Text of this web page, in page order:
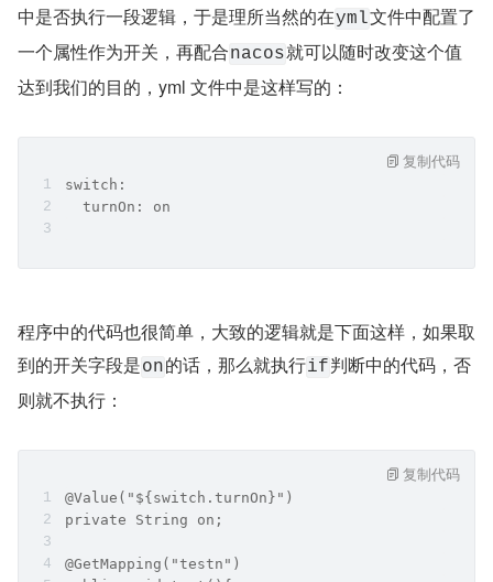
中是否执行一段逻辑，于是理所当然的在yml文件中配置了
一个属性作为开关，再配合nacos就可以随时改变这个值
达到我们的目的，yml 文件中是这样写的：
switch:
  turnOn: on
复制代码
程序中的代码也很简单，大致的逻辑就是下面这样，如果取
到的开关字段是on的话，那么就执行if判断中的代码，否
则就不执行：
@Value("${switch.turnOn}")
private String on;
@GetMapping("testn")
复制代码